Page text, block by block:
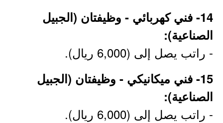
14- فني كهربائي - وظيفتان (الجبيل
الصناعية):
- راتب يصل إلى (6,000 ريال).
15- فني ميكانيكي - وظيفتان (الجبيل
الصناعية):
- راتب يصل إلى (6,000 ريال).